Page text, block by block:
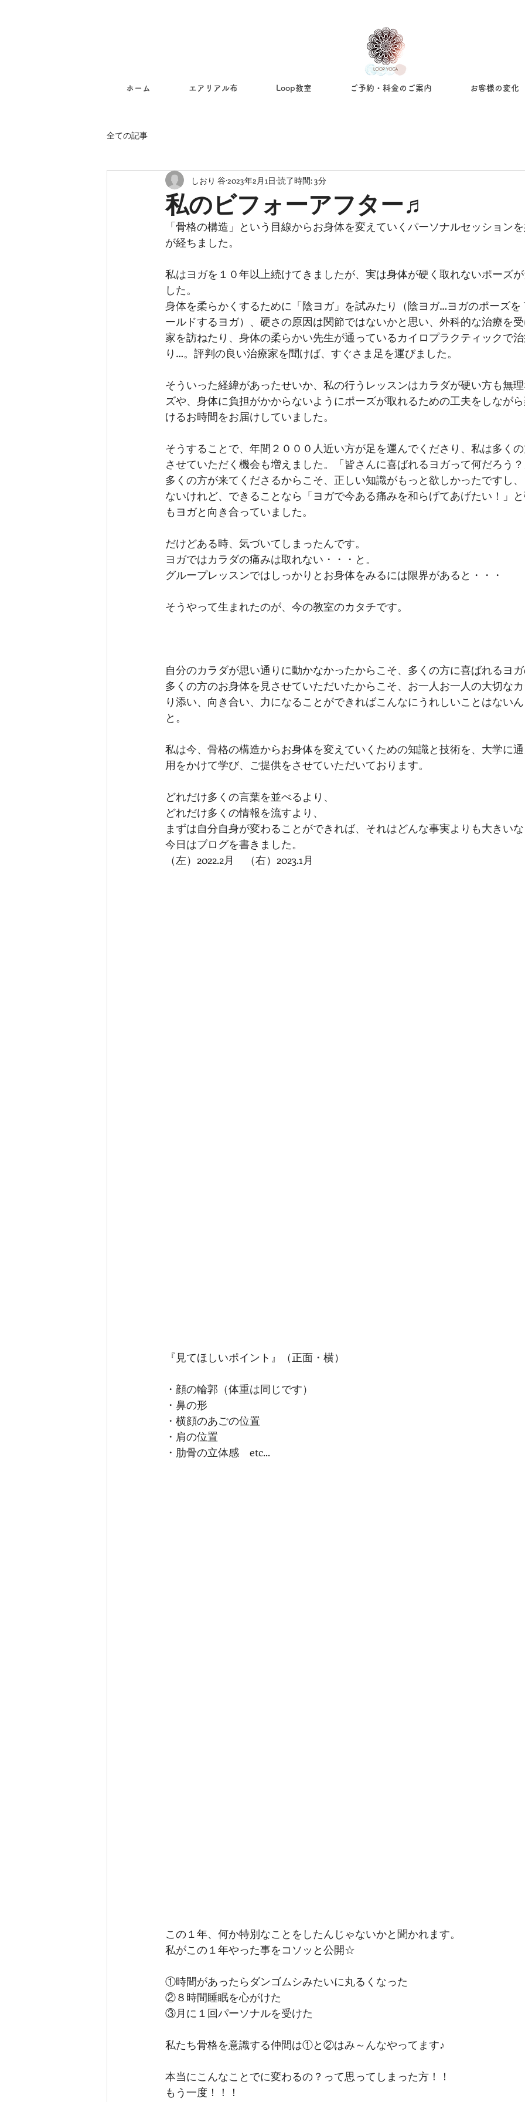
ホーム エアリアル布 Loop教室 ご予約・料金のご案内 お客様の変化
全ての記事
私のビフォーアフター♬
しおり 谷2023年2月1日 読了時間: 3分
「骨格の構造」という目線からお身体を変えていくパーソナルセッション
が経ちました。
私はヨガを１０年以上続けてきましたが、実は身体が硬く取れないポーズ
した。
身体を柔らかくするために「陰ヨガ」を試みたり（陰ヨガ…ヨガのポーズを
ールドするヨガ）、硬さの原因は関節ではないかと思い、外科的な治療を
家を訪ねたり、身体の柔らかい先生が通っているカイロプラクティックで
り…。評判の良い治療家を聞けば、すぐさま足を運びました。
そういった経緯があったせいか、私の行うレッスンはカラダが硬い方も無
ズや、身体に負担がかからないようにポーズが取れるための工夫をしなが
けるお時間をお届けしていました。
そうすることで、年間２０００人近い方が足を運んでくださり、私は多く
させていただく機会も増えました。「皆さんに喜ばれるヨガって何だろう？
多くの方が来てくださるからこそ、正しい知識がもっと欲しかったですし
ないけれど、できることなら「ヨガで今ある痛みを和らげてあげたい！」
もヨガと向き合っていました。
だけどある時、気づいてしまったんです。
ヨガではカラダの痛みは取れない・・・と。
グループレッスンではしっかりとお身体をみるには限界があると・・・
そうやって生まれたのが、今の教室のカタチです。
自分のカラダが思い通りに動かなかったからこそ、多くの方に喜ばれるヨガ
多くの方のお身体を見させていただいたからこそ、お一人お一人の大切な
り添い、向き合い、力になることができればこんなにうれしいことはない
と。
私は今、骨格の構造からお身体を変えていくための知識と技術を、大学に
用をかけて学び、ご提供をさせていただいております。
どれだけ多くの言葉を並べるより、
どれだけ多くの情報を流すより、
まずは自分自身が変わることができれば、それはどんな事実よりも大きいな
今日はブログを書きました。
（左）2022.2月　（右）2023.1月
『見てほしいポイント』（正面・横）
・顔の輪郭（体重は同じです）
・鼻の形
・横顔のあごの位置
・肩の位置
・肋骨の立体感　etc...
この１年、何か特別なことをしたんじゃないかと聞かれます。
私がこの１年やった事をコソッと公開☆
①時間があったらダンゴムシみたいに丸るくなった
②８時間睡眠を心がけた
③月に１回パーソナルを受けた
私たち骨格を意識する仲間は①と②はみ～んなやってます♪
本当にこんなことでに変わるの？って思ってしまった方！！
もう一度！！！